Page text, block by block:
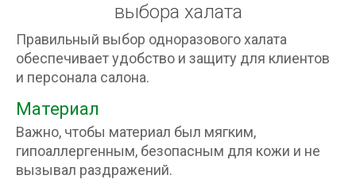
выбора халата
Правильный выбор одноразового халата
обеспечивает удобство и защиту для клиентов
и персонала салона.
Материал
Важно, чтобы материал был мягким,
гипоаллергенным, безопасным для кожи и не
вызывал раздражений.